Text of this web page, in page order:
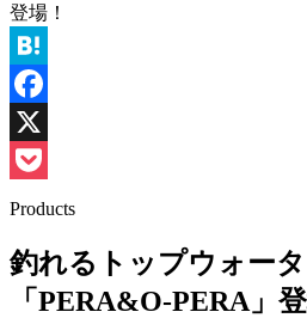
登場！
Hatena
Facebook
X
Pocket
Products
釣れるトップウォー
「PERA&O-PERA」登